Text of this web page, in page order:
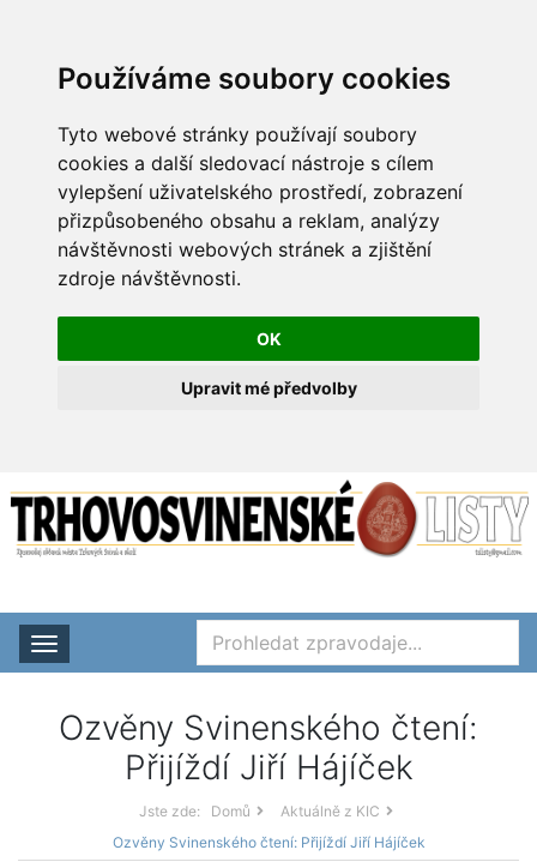
Používáme soubory cookies
Tyto webové stránky používají soubory
cookies a další sledovací nástroje s cílem
vylepšení uživatelského prostředí, zobrazení
přizpůsobeného obsahu a reklam, analýzy
návštěvnosti webových stránek a zjištění
zdroje návštěvnosti.
OK
Upravit mé předvolby
Rozbalit nabídku
Ozvěny Svinenského čtení:
Přijíždí Jiří Hájíček
Jste zde: Domů
Aktuálně z KIC
Ozvěny Svinenského čtení: Přijíždí Jiří Hájíček